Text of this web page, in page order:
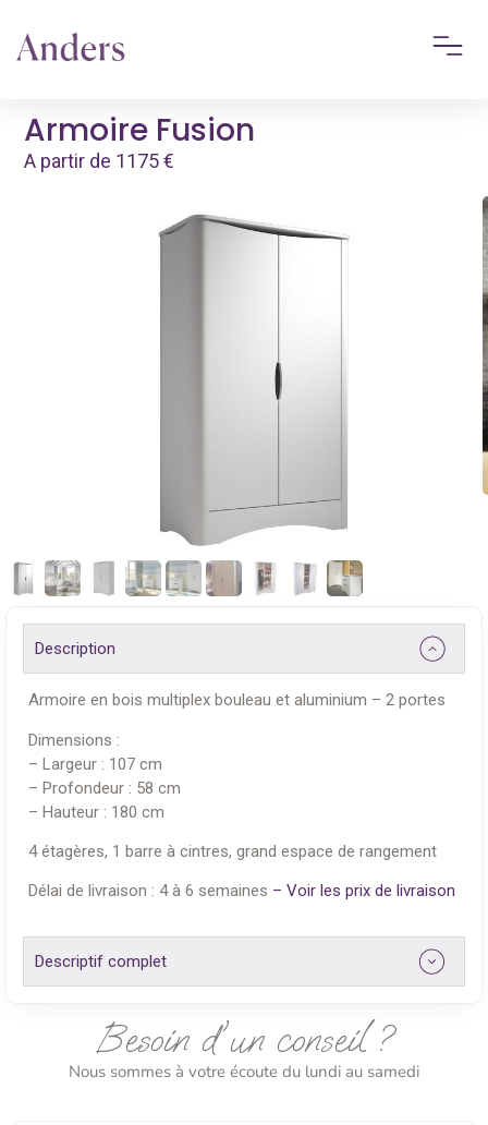
Armoire Fusion
A partir de 1175€
Description
Armoire en bois multiplex bouleau et aluminium – 2 portes
Dimensions :
– Largeur : 107 cm
– Profondeur : 58 cm
– Hauteur : 180 cm
4 étagères, 1 barre à cintres, grand espace de rangement
Délai de livraison : 4 à 6 semaines – Voir les prix de livraison
Descriptif complet
Besoin d'un conseil ?
Nous sommes à votre écoute du lundi au samedi